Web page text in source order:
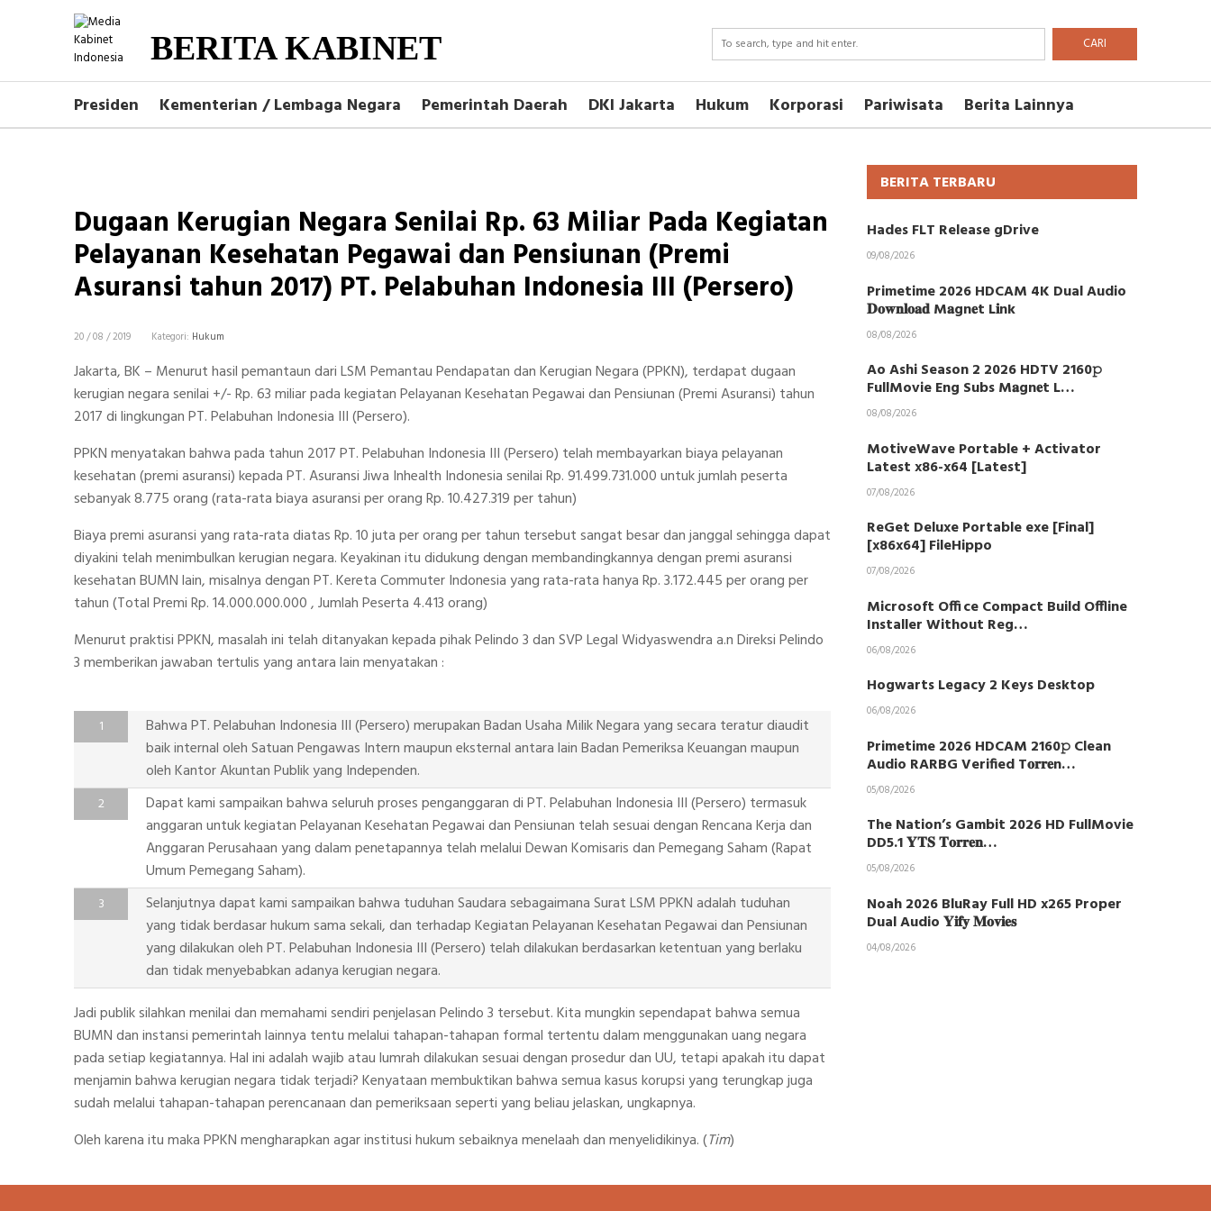
BERITA KABINET CARI
Presiden Kementerian / Lembaga Negara Pemerintah Daerah DKI Jakarta Hukum Korporasi Pariwisata Berita Lainnya
Dugaan Kerugian Negara Senilai Rp. 63 Miliar Pada Kegiatan
Pelayanan Kesehatan Pegawai dan Pensiunan (Premi
Asuransi tahun 2017) PT. Pelabuhan Indonesia III (Persero)
20 / 08 / 2019 Kategori: Hukum
Jakarta, BK – Menurut hasil pemantaun dari LSM Pemantau Pendapatan dan Kerugian Negara (PPKN), terdapat dugaan
kerugian negara senilai +/- Rp. 63 miliar pada kegiatan Pelayanan Kesehatan Pegawai dan Pensiunan (Premi Asuransi) tahun
2017 di lingkungan PT. Pelabuhan Indonesia III (Persero).
PPKN menyatakan bahwa pada tahun 2017 PT. Pelabuhan Indonesia III (Persero) telah membayarkan biaya pelayanan
kesehatan (premi asuransi) kepada PT. Asuransi Jiwa Inhealth Indonesia senilai Rp. 91.499.731.000 untuk jumlah peserta
sebanyak 8.775 orang (rata-rata biaya asuransi per orang Rp. 10.427.319 per tahun)
Biaya premi asuransi yang rata-rata diatas Rp. 10 juta per orang per tahun tersebut sangat besar dan janggal sehingga dapat
diyakini telah menimbulkan kerugian negara. Keyakinan itu didukung dengan membandingkannya dengan premi asuransi
kesehatan BUMN lain, misalnya dengan PT. Kereta Commuter Indonesia yang rata-rata hanya Rp. 3.172.445 per orang per
tahun (Total Premi Rp. 14.000.000.000 , Jumlah Peserta 4.413 orang)
Menurut praktisi PPKN, masalah ini telah ditanyakan kepada pihak Pelindo 3 dan SVP Legal Widyaswendra a.n Direksi Pelindo
3 memberikan jawaban tertulis yang antara lain menyatakan :
Bahwa PT. Pelabuhan Indonesia III (Persero) merupakan Badan Usaha Milik Negara yang secara teratur diaudit
baik internal oleh Satuan Pengawas Intern maupun eksternal antara lain Badan Pemeriksa Keuangan maupun
oleh Kantor Akuntan Publik yang Independen.
Dapat kami sampaikan bahwa seluruh proses penganggaran di PT. Pelabuhan Indonesia III (Persero) termasuk
anggaran untuk kegiatan Pelayanan Kesehatan Pegawai dan Pensiunan telah sesuai dengan Rencana Kerja dan
Anggaran Perusahaan yang dalam penetapannya telah melalui Dewan Komisaris dan Pemegang Saham (Rapat
Umum Pemegang Saham).
Selanjutnya dapat kami sampaikan bahwa tuduhan Saudara sebagaimana Surat LSM PPKN adalah tuduhan
yang tidak berdasar hukum sama sekali, dan terhadap Kegiatan Pelayanan Kesehatan Pegawai dan Pensiunan
yang dilakukan oleh PT. Pelabuhan Indonesia III (Persero) telah dilakukan berdasarkan ketentuan yang berlaku
dan tidak menyebabkan adanya kerugian negara.
Jadi publik silahkan menilai dan memahami sendiri penjelasan Pelindo 3 tersebut. Kita mungkin sependapat bahwa semua
BUMN dan instansi pemerintah lainnya tentu melalui tahapan-tahapan formal tertentu dalam menggunakan uang negara
pada setiap kegiatannya. Hal ini adalah wajib atau lumrah dilakukan sesuai dengan prosedur dan UU, tetapi apakah itu dapat
menjamin bahwa kerugian negara tidak terjadi? Kenyataan membuktikan bahwa semua kasus korupsi yang terungkap juga
sudah melalui tahapan-tahapan perencanaan dan pemeriksaan seperti yang beliau jelaskan, ungkapnya.
Oleh karena itu maka PPKN mengharapkan agar institusi hukum sebaiknya menelaah dan menyelidikinya. (Tim)
BERITA TERBARU
Hades FLT Release gDrive
09/08/2026
Primetime 2026 HDCAM 4K Dual Audio
𝐃𝐨𝐰𝐧𝐥𝐨𝐚𝐝 M𝐚gn𝐞t L𝐢nk
08/08/2026
Ao Ashi Season 2 2026 HDTV 2160𝚙
FullMovie Eng Subs M𝐚gn𝐞t L…
08/08/2026
MotiveWave Portable + Activator
Latest x86-x64 [Latest]
07/08/2026
ReGet Deluxe Portable exe [Final]
[x86x64] FileHippo
07/08/2026
Microsoft Office Compact Build Offline
Installer Without Reg…
06/08/2026
Hogwarts Legacy 2 Keys Desktop
06/08/2026
Primetime 2026 HDCAM 2160𝚙 Clean
Audio RARBG Verified T𝐨𝐫𝐫𝐞n…
05/08/2026
The Nation’s Gambit 2026 HD FullMovie
DD5.1 𝐘𝐓𝐒 𝐓𝐨𝐫𝐫𝐞𝐧…
05/08/2026
Noah 2026 BluRay Full HD x265 Proper
Dual Audio 𝐘𝐢𝐟𝐲 𝐌𝐨𝐯𝐢𝐞𝐬
04/08/2026